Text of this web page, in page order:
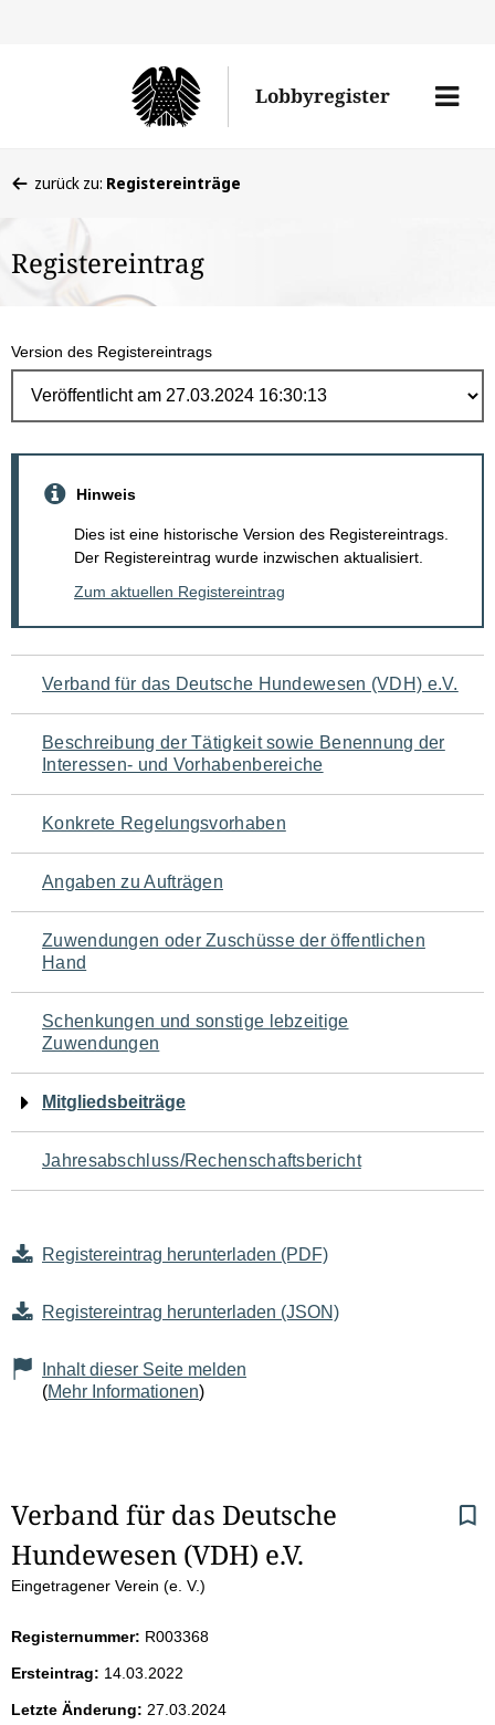
Lobbyregister
Menü
befinden
hier:
zurück zu: Registereinträge
Registereintrag
Version des Registereintrags
Hinweis
Dies ist eine historische Version des Registereintrags.
Der Registereintrag wurde inzwischen aktualisiert.
Zum aktuellen Registereintrag
Navigation
für
den
Seiteninhalt
Verband für das Deutsche Hundewesen (VDH) e.V.
Beschreibung der Tätigkeit sowie Benennung der
Interessen- und Vorhabenbereiche
Konkrete Regelungsvorhaben
Angaben zu Aufträgen
Zuwendungen oder Zuschüsse der öffentlichen
Hand
Schenkungen und sonstige lebzeitige
Zuwendungen
Mitgliedsbeiträge
Jahresabschluss/Rechenschaftsbericht
Registereintrag herunterladen (PDF)
Registereintrag herunterladen (JSON)
Inhalt dieser Seite melden
(Mehr Informationen)
S
e
t
e
Verband für das Deutsche
Hundewesen (VDH) e.V.
Eingetragener Verein (e. V.)
Registernummer: R003368
Ersteintrag: 14.03.2022
Letzte Änderung: 27.03.2024